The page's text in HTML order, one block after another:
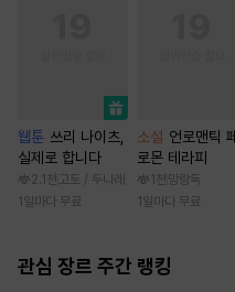
웹툰 쓰리 나이츠,
실제로 합니다
2.1천 고토 / 두나래
1일마다 무료
소설 언로맨틱 페
로몬 테라피
1천 망랑독
1일마다 무료
관심 장르 주간 랭킹